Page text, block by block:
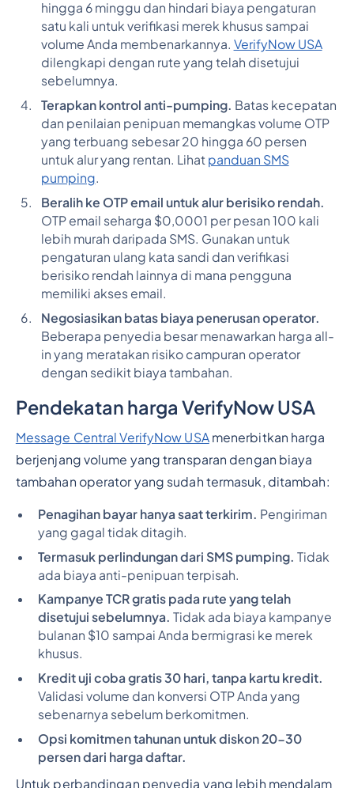
hingga 6 minggu dan hindari biaya pengaturan
satu kali untuk verifikasi merek khusus sampai
volume Anda membenarkannya. VerifyNow USA
dilengkapi dengan rute yang telah disetujui
sebelumnya.
Terapkan kontrol anti-pumping. Batas kecepatan
dan penilaian penipuan memangkas volume OTP
yang terbuang sebesar 20 hingga 60 persen
untuk alur yang rentan. Lihat panduan SMS
pumping.
Beralih ke OTP email untuk alur berisiko rendah.
OTP email seharga $0,0001 per pesan 100 kali
lebih murah daripada SMS. Gunakan untuk
pengaturan ulang kata sandi dan verifikasi
berisiko rendah lainnya di mana pengguna
memiliki akses email.
Negosiasikan batas biaya penerusan operator.
Beberapa penyedia besar menawarkan harga all-
in yang meratakan risiko campuran operator
dengan sedikit biaya tambahan.
Pendekatan harga VerifyNow USA
Message Central VerifyNow USAmenerbitkan harga
berjenjang volume yang transparan dengan biaya
tambahan operator yang sudah termasuk, ditambah:
Penagihan bayar hanya saat terkirim. Pengiriman
yang gagal tidak ditagih.
Termasuk perlindungan dari SMS pumping. Tidak
ada biaya anti-penipuan terpisah.
Kampanye TCR gratis pada rute yang telah
disetujui sebelumnya. Tidak ada biaya kampanye
bulanan $10 sampai Anda bermigrasi ke merek
khusus.
Kredit uji coba gratis 30 hari, tanpa kartu kredit.
Validasi volume dan konversi OTP Anda yang
sebenarnya sebelum berkomitmen.
Opsi komitmen tahunan untuk diskon 20-30
persen dari harga daftar.
Untuk perbandingan penyedia yang lebih mendalam